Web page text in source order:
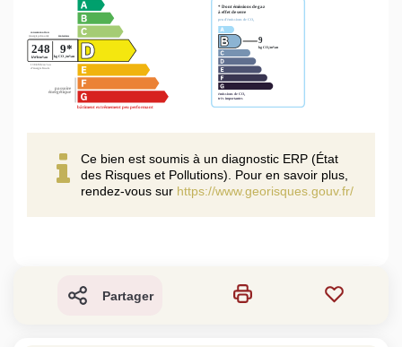
Ce bien est soumis à un diagnostic ERP (État
des Risques et Pollutions). Pour en savoir plus,
rendez-vous sur https://www.georisques.gouv.fr/
Partager